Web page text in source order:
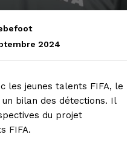
2024
les jeunes talents FIFA, le
un bilan des détections. Il
du projet
FIFA.